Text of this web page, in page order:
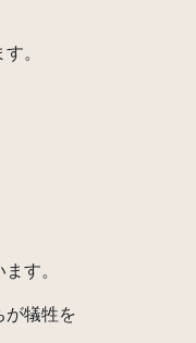
。
す。
犠牲を